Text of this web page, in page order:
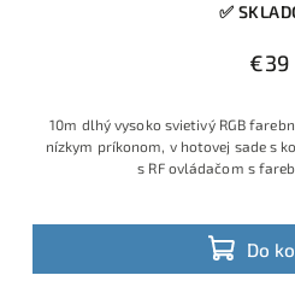
✅
€39
Do
10m dlhý vysoko svietivý RGB
nízkym príkonom, v hotovej sade s
s RF ovládačom s